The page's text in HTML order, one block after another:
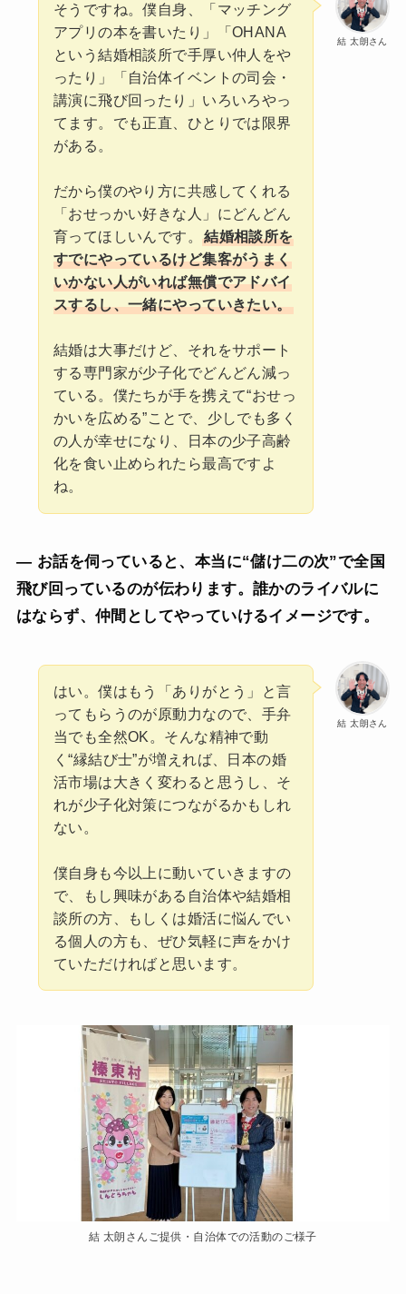
結 太朗さん
そうですね。僕自身、「マッチング
アプリの本を書いたり」「OHANA
という結婚相談所で手厚い仲人をや
ったり」「自治体イベントの司会・
講演に飛び回ったり」いろいろやっ
てます。でも正直、ひとりでは限界
がある。
だから僕のやり方に共感してくれる
「おせっかい好きな人」にどんどん
育ってほしいんです。結婚相談所を
すでにやっているけど集客がうまく
いかない人がいれば無償でアドバイ
スするし、一緒にやっていきたい。
結婚は大事だけど、それをサポート
する専門家が少子化でどんどん減っ
ている。僕たちが手を携えて“おせっ
かいを広める”ことで、少しでも多く
の人が幸せになり、日本の少子高齢
化を食い止められたら最高ですよ
ね。
— お話を伺っていると、本当に“儲け二の次”で全国
飛び回っているのが伝わります。誰かのライバルに
はならず、仲間としてやっていけるイメージです。
結 太朗さん
はい。僕はもう「ありがとう」と言
ってもらうのが原動力なので、手弁
当でも全然OK。そんな精神で動
く“縁結び士”が増えれば、日本の婚
活市場は大きく変わると思うし、そ
れが少子化対策につながるかもしれ
ない。
僕自身も今以上に動いていきますの
で、もし興味がある自治体や結婚相
談所の方、もしくは婚活に悩んでい
る個人の方も、ぜひ気軽に声をかけ
ていただければと思います。
結 太朗さんご提供・自治体での活動のご様子